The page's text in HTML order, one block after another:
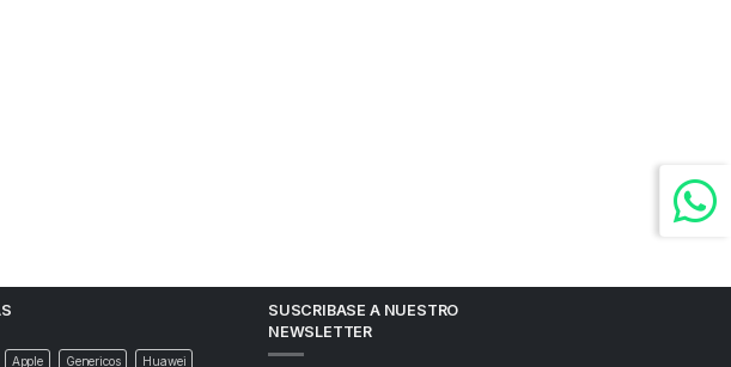
Apple Genericos Huawei
SUSCRIBASE A NUESTRO
NEWSLETTER